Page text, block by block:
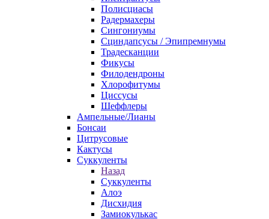
Полисциасы
Радермахеры
Сингониумы
Сциндапсусы / Эпипремнумы
Традесканции
Фикусы
Филодендроны
Хлорофитумы
Циссусы
Шеффлеры
Ампельные/Лианы
Бонсаи
Цитрусовые
Кактусы
Суккуленты
Назад
Суккуленты
Алоэ
Дисхидия
Замиокулькас